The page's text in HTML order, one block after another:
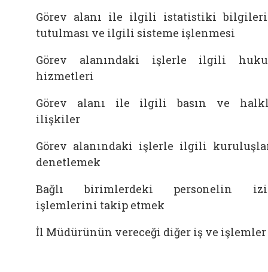
Görev alanı ile ilgili istatistiki
tutulması ve ilgili sisteme işlenmesi
Görev alanındaki işlerle ilgili
hizmetleri
Görev alanı ile ilgili basın ve
ilişkiler
Görev alanındaki işlerle ilgili
denetlemek
Bağlı birimlerdeki personelin
işlemlerini takip etmek
İl Müdürünün vereceği diğer iş ve işlemler